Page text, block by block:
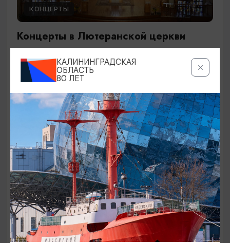
КОНЦЕРТЫ
Концерты в Лютеранской церкви
19.07.2026 - 19.08.2026, 19:00
Калининград, Евангелическо-лютеранская церковь
«Воскресения»
ОТ 250₽
ДЕТЯМ
КАЛИНИНГРАДСКАЯ
ОБЛАСТЬ
80 ЛЕТ